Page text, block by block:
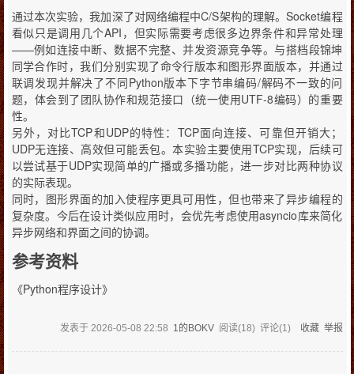
通过本次实验，我加深了对网络编程中C/S架构的理解。Socket编程
看似只是调用几个API，但实际需要考虑很多边界条件和异常处理
——例如连接中断、数据不完整、并发资源竞争等。与搭档段锦坤
同学合作时，我们分别实现了命令行版本和图形界面版本，并通过
联调发现并解决了不同Python版本下字节串编码/解码不一致的问
题，体会到了团队协作和规范接口（统一使用UTF-8编码）的重要
性。
另外，对比TCP和UDP的特性：TCP面向连接、可靠但开销大；
UDP无连接、高效但可能丢包。本实验主要使用TCP实现，后续可
以尝试基于UDP实现简单的广播或多播功能，进一步对比两种协议
的实际表现。
同时，图形界面的加入使程序更具可用性，但也带来了异步编程的
复杂度。今后在设计类似应用时，会优先考虑使用asyncio库来简化
异步网络和界面之间的协调。
参考资料
《Python程序设计》
发表于 2026-05-08 22:58 1的BOKV阅读(18) 评论(1) 收藏 举报